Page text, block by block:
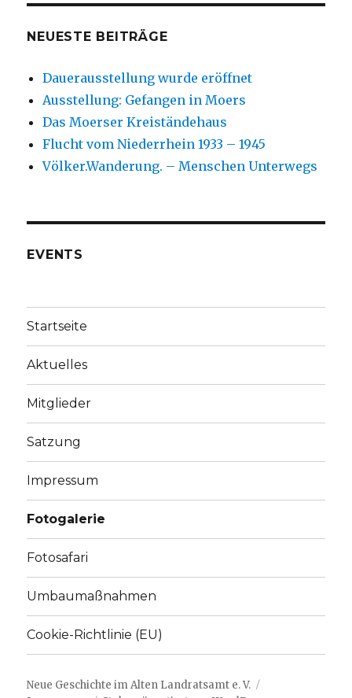
NEUESTE BEITRÄGE
Dauerausstellung wurde eröffnet
Ausstellung: Gefangen in Moers
Das Moerser Kreiständehaus
Flucht vom Niederrhein 1933 – 1945
Völker.Wanderung. – Menschen Unterwegs
EVENTS
Startseite
Aktuelles
Mitglieder
Satzung
Impressum
Fotogalerie
Fotosafari
Umbaumaßnahmen
Cookie-Richtlinie (EU)
Neue Geschichte im Alten Landratsamt e. V.